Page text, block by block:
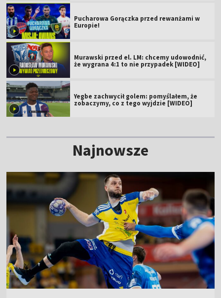
Pucharowa Gorączka przed rewanżami w
Europie!
Murawski przed el. LM: chcemy udowodnić,
że wygrana 4:1 to nie przypadek [WIDEO]
Yegbe zachwycił golem: pomyślałem, że
zobaczymy, co z tego wyjdzie [WIDEO]
Najnowsze